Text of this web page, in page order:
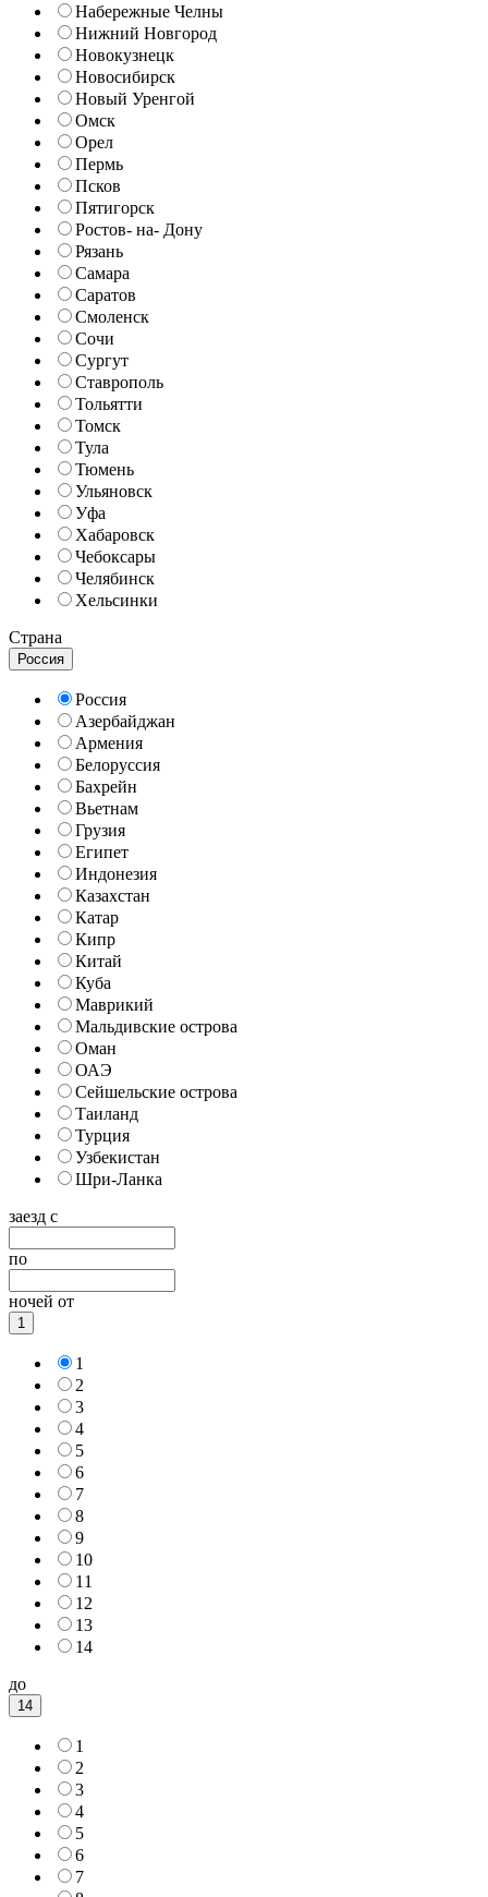
Набережные Челны
Нижний Новгород
Новокузнецк
Новосибирск
Новый Уренгой
Омск
Орел
Пермь
Псков
Пятигорск
Ростов- на- Дону
Рязань
Самара
Саратов
Смоленск
Сочи
Сургут
Ставрополь
Тольятти
Томск
Тула
Тюмень
Ульяновск
Уфа
Хабаровск
Чебоксары
Челябинск
Хельсинки
Страна
Россия
Россия
Азербайджан
Армения
Белоруссия
Бахрейн
Вьетнам
Грузия
Египет
Индонезия
Казахстан
Катар
Кипр
Китай
Куба
Маврикий
Мальдивские острова
Оман
ОАЭ
Сейшельские острова
Таиланд
Турция
Узбекистан
Шри-Ланка
заезд с
по
ночей от
1
1
2
3
4
5
6
7
8
9
10
11
12
13
14
до
14
1
2
3
4
5
6
7